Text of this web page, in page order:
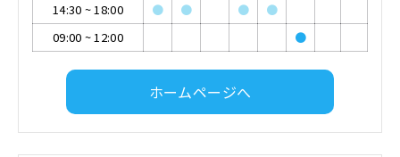
14:30 ~18:00 ● ● ●
●
09:00 ~12:00 ●
ホームページへ